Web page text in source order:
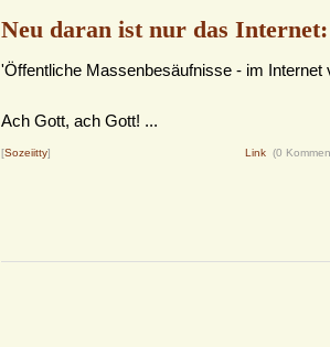
Neu daran ist nur das Internet:
'Öffentliche Massenbesäufnisse - im Internet
Ach Gott, ach Gott! ...
[Sozeiitty] Link (0